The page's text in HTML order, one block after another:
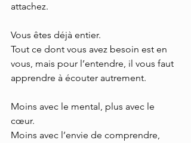
attachez.
Vous êtes déjà entier.
Tout ce dont vous avez besoin est en
vous, mais pour l’entendre, il vous faut
apprendre à écouter autrement.
Moins avec le mental, plus avec le
cœur.
Moins avec l’envie de comprendre,